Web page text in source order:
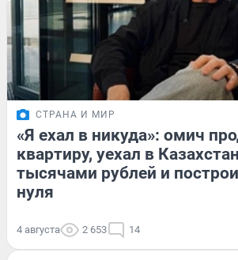
СТРАНА И МИР
«Я ехал в никуда»: омич
квартиру, уехал в
тысячами рублей и
нуля
4 августа 2 653 14